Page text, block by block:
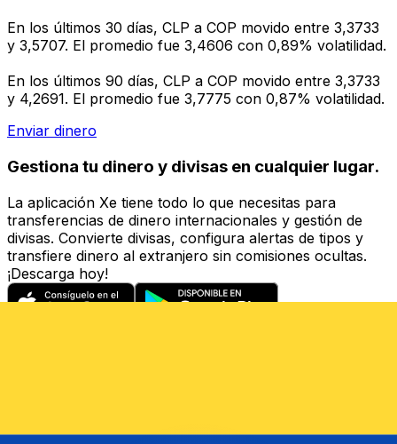
En los últimos 30 días, CLP a COP movido entre 3,3733
y 3,5707. El promedio fue 3,4606 con 0,89% volatilidad.
En los últimos 90 días, CLP a COP movido entre 3,3733
y 4,2691. El promedio fue 3,7775 con 0,87% volatilidad.
Enviar dinero
Gestiona tu dinero y divisas en cualquier lugar.
La aplicación Xe tiene todo lo que necesitas para
transferencias de dinero internacionales y gestión de
divisas. Convierte divisas, configura alertas de tipos y
transfiere dinero al extranjero sin comisiones ocultas.
¡Descarga hoy!